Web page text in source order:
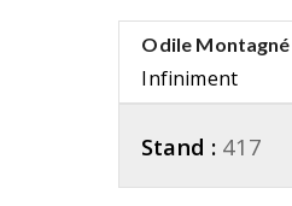
Odile Montagné
Infiniment
Stand : 417